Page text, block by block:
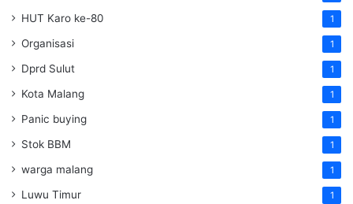
HUT Karo ke-80 1
Organisasi 1
Dprd Sulut 1
Kota Malang 1
Panic buying 1
Stok BBM 1
warga malang 1
Luwu Timur 1